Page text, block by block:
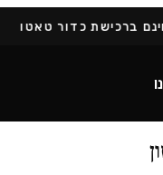
ברכישת כדור טאטו